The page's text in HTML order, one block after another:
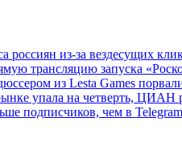
россиян из-за вездесущих
трансляцию запуска
из Lesta Games
упала на четверть, ЦИАН
подписчиков, чем в